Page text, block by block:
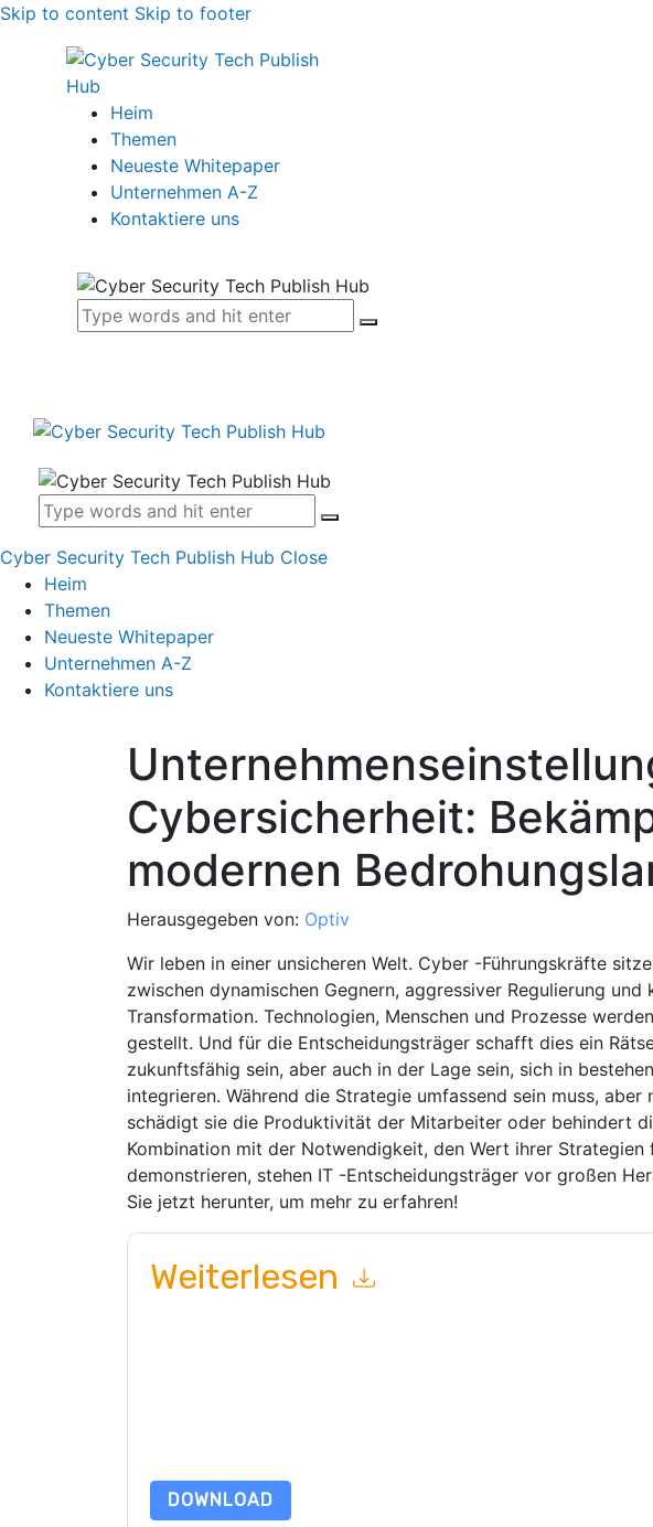
Skip to content Skip to footer
Heim
Themen
Neueste Whitepaper
Unternehmen A-Z
Kontaktiere uns
Cyber Security Tech Publish Hub Close
Heim
Themen
Neueste Whitepaper
Unternehmen A-Z
Kontaktiere uns
Cybersicherheit:
modernen
Herausgegeben von: Optiv
Wir leben in einer unsicheren Welt. Cyber ​​-Führungskräfte
zwischen dynamischen Gegnern, aggressiver Regulierung
Transformation. Technologien, Menschen und Prozesse
gestellt. Und für die Entscheidungsträger schafft dies ein
zukunftsfähig sein, aber auch in der Lage sein, sich in
integrieren. Während die Strategie umfassend sein muss, aber
schädigt sie die Produktivität der Mitarbeiter oder behindert
Kombination mit der Notwendigkeit, den Wert ihrer Strategien
demonstrieren, stehen IT -Entscheidungsträger vor großen
Sie jetzt herunter, um mehr zu erfahren!
Weiterlesen
DOWNLOAD